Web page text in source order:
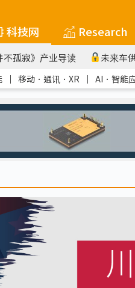
科技网 Research
不孤寂》产业导读 未来车
｜ 移动．通讯．XR ｜ AI．智能